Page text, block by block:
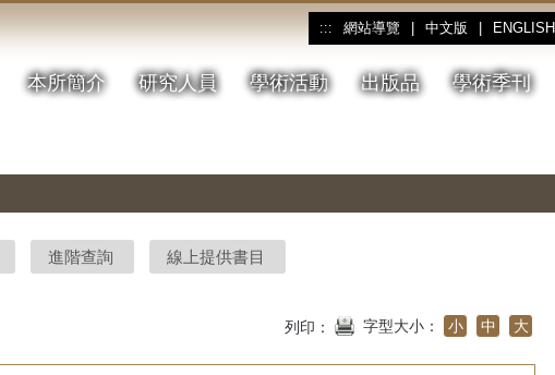
::: 網站導覽 中文版 ENGLISH
本所簡介 研究人員 學術活動 出版品 學術季刊
進階查詢 線上提供書目
列印： 字型大小： 小 中 大